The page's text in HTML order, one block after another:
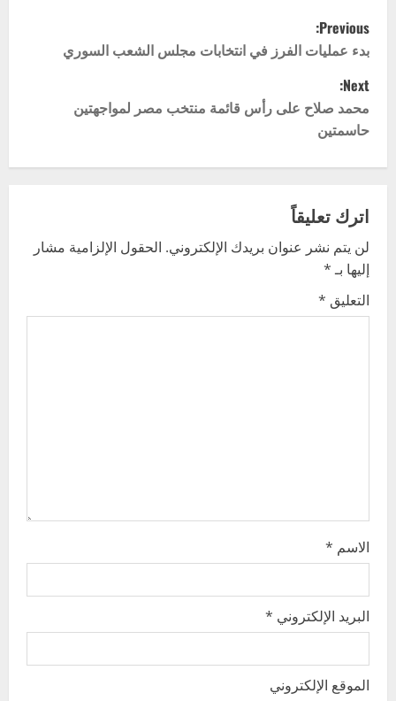
P
o
s
t
n
a
v
i
g
Previous:
بدء عمليات الفرز في انتخابات مجلس الشعب السوري
Next:
محمد صلاح على رأس قائمة منتخب مصر لمواجهتين
حاسمتين
اترك تعليقاً
لن يتم نشر عنوان بريدك الإلكتروني. الحقول الإلزامية مشار
إليها بـ*
التعليق *
الاسم *
البريد الإلكتروني *
الموقع الإلكتروني